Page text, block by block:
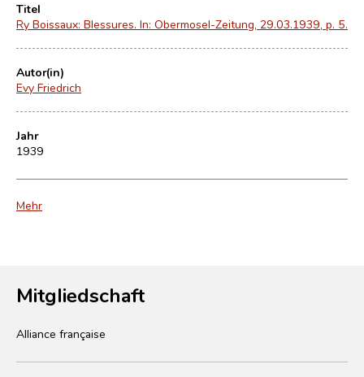
Titel
Ry Boissaux: Blessures. In: Obermosel-Zeitung, 29.03.1939, p. 5.
Autor(in)
Evy Friedrich
Jahr
1939
Mehr
Mitgliedschaft
Alliance française